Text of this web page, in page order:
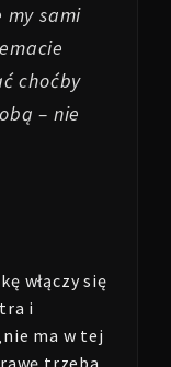
my sami
choćby
– nie
włączy się
i
ma w tej
trzeba